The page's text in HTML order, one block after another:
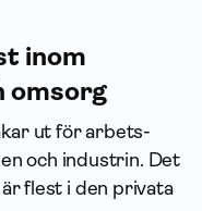
inom
omsorg
ut för arbets­
och industrin. Det
flest i den privata